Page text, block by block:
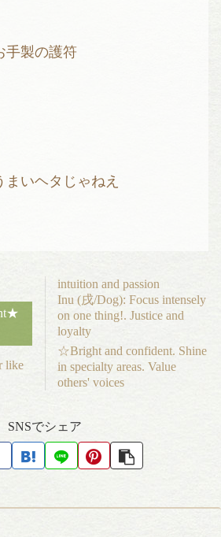
手製の護符
まいヘタじゃねえ
like
intuition and passion
Inu (戌/Dog): Focus intensely
on one thing!. Justice and
loyalty
☆Bright and confident. Shine
in specialty areas. Value
others' voices
SNSでシェア